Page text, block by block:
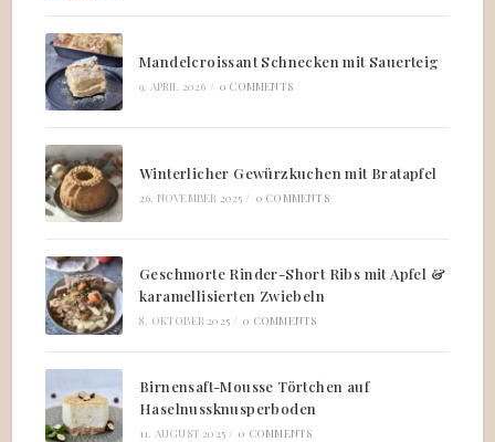
Mandelcroissant Schnecken mit Sauerteig
9. APRIL 2026 / 0 COMMENTS
Winterlicher Gewürzkuchen mit Bratapfel
26. NOVEMBER 2025 / 0 COMMENTS
Geschmorte Rinder-Short Ribs mit Apfel &
karamellisierten Zwiebeln
8. OKTOBER 2025 / 0 COMMENTS
Birnensaft-Mousse Törtchen auf
Haselnussknusperboden
11. AUGUST 2025 / 0 COMMENTS